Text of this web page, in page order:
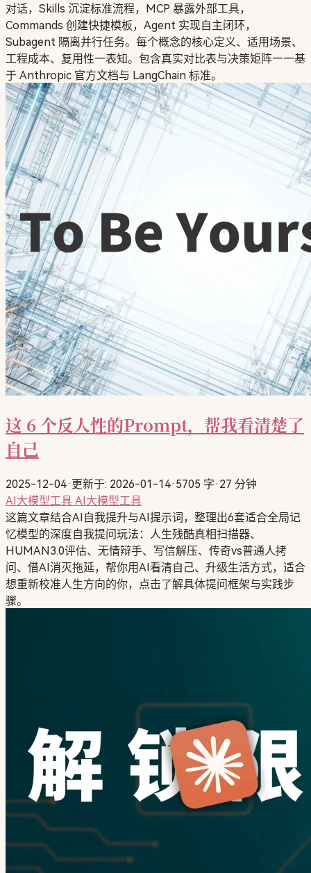
对话，Skills 沉淀标准流程，MCP 暴露外部工具，
Commands 创建快捷模板，Agent 实现自主闭环，
Subagent 隔离并行任务。每个概念的核心定义、适用场景、
工程成本、复用性一表知。包含真实对比表与决策矩阵——基
于 Anthropic 官方文档与 LangChain 标准。
这 6 个反人性的Prompt，帮我看清楚了
自己
2025-12-04· 更新于: 2026-01-14· 5705 字· 27 分钟
AI大模型工具 AI大模型工具
这篇文章结合AI自我提升与AI提示词，整理出6套适合全局记
忆模型的深度自我提问玩法：人生残酷真相扫描器、
HUMAN3.0评估、无情辩手、写信解压、传奇vs普通人拷
问、借AI消灭拖延，帮你用AI看清自己、升级生活方式，适合
想重新校准人生方向的你，点击了解具体提问框架与实践步
骤。